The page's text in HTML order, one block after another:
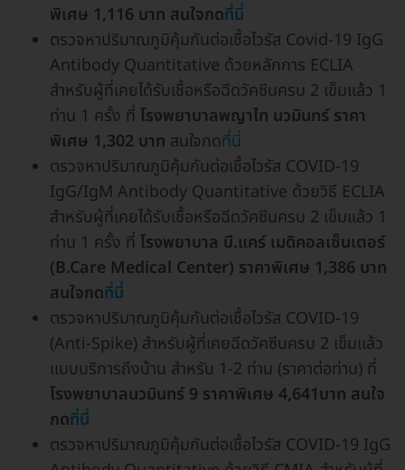
พิเศษ 1,116 บาท สนใจกดที่นี่
ตรวจหาปริมาณภูมิคุ้มกันต่อเชื้อไวรัส Covid-19 IgG
Antibody Quantitative ด้วยหลักการ ECLIA
สำหรับผู้ที่เคยได้รับเชื้อหรือฉีดวัคซีนครบ 2 เข็มแล้ว 1
ท่าน 1 ครั้ง ที่ โรงพยาบาลพญาไท นวมินทร์ ราคา
พิเศษ 1,302 บาท สนใจกดที่นี่
ตรวจหาปริมาณภูมิคุ้มกันต่อเชื้อไวรัส COVID-19
IgG/IgM Antibody Quantitative ด้วยวิธี ECLIA
สำหรับผู้ที่เคยได้รับเชื้อหรือฉีดวัคซีนครบ 2 เข็มแล้ว 1
ท่าน 1 ครั้ง ที่ โรงพยาบาล บี.แคร์ เมดิคอลเซ็นเตอร์
(B.Care Medical Center) ราคาพิเศษ 1,386 บาท
สนใจกดที่นี่
ตรวจหาปริมาณภูมิคุ้มกันต่อเชื้อไวรัส COVID-19
(Anti-Spike) สำหรับผู้ที่เคยฉีดวัคซีนครบ 2 เข็มแล้ว
แบบบริการถึงบ้าน สำหรับ 1-2 ท่าน (ราคาต่อท่าน) ที่
โรงพยาบาลนวมินทร์ 9 ราคาพิเศษ 4,641บาท สนใจ
กดที่นี่
ตรวจหาปริมาณภูมิคุ้มกันต่อเชื้อไวรัส COVID-19 IgG